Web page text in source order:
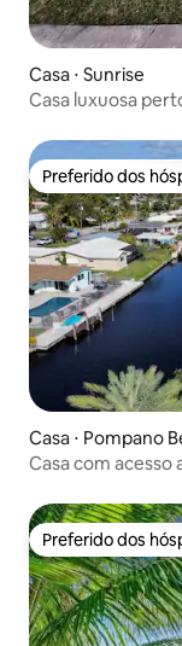
Casa ⋅ Sunrise
Casa luxuosa
Preferido dos
Preferido dos
Casa ⋅ Pompano
Casa com acesso
Preferido dos
Preferido dos